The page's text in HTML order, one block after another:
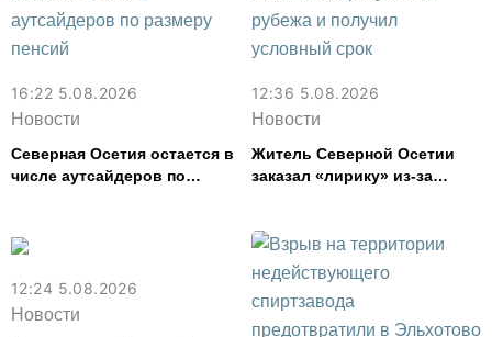
16:22 5.08.2026
Новости
Северная Осетия остается в
числе аутсайдеров по
12:36 5.08.2026
Новости
Житель Северной Осетии
заказал «лирику» из-за
12:24 5.08.2026
Новости